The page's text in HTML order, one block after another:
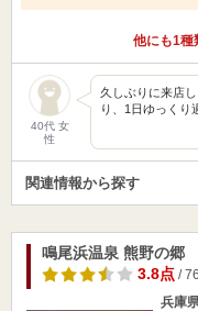
他にも1種
40代 女
性
久しぶりに来店
り、1日ゆっくり
関連情報から探す
鳴尾浜温泉 熊野の郷
3.8点/
兵庫